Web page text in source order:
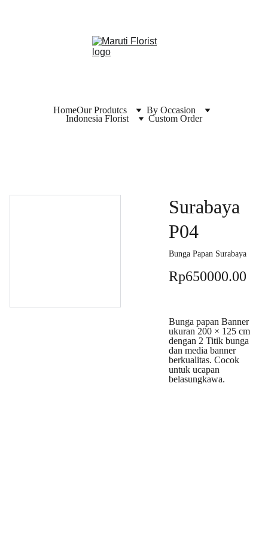
HomeOur Produtcs
By Occasion
Indonesia Florist
Custom Order
Surabaya
P04
Bunga Papan Surabaya
Rp650000.00
Bunga papan Banner
ukuran 200 × 125 cm
dengan 2 Titik bunga
dan media banner
berkualitas. Cocok
untuk ucapan
belasungkawa.